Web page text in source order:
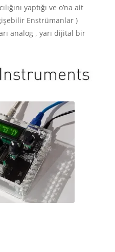
yaptığı ve o’na ait
Enstrümanlar )
analog , yarı dijital bir